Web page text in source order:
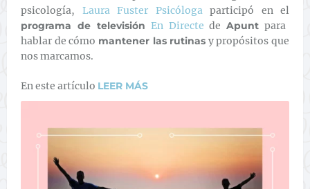
psicología, Laura Fuster Psicólogaparticipó en el
programa de televisión En Directe deApunt para
hablar de cómo mantener las rutinas y propósitos que
nos marcamos.
En este artículo LEER MÁS